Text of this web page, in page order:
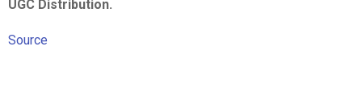
UGC Distribution.
Source